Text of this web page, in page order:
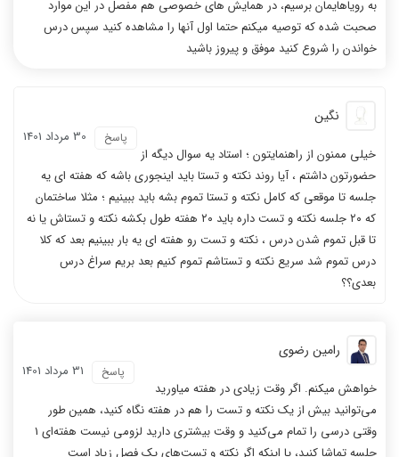
به رویاهایمان برسیم، در همایش های خصوصی هم مفصل در این موارد
صحبت شده که توصیه میکنم حتما اول آنها را مشاهده کنید سپس درس
خواندن را شروع کنید موفق و پیروز باشید
نگین
30 مرداد 1401 پاسخ
خیلی ممنون از راهنمایتون ؛ استاد یه سوال دیگه از
حضورتون داشتم ، آیا روند نکته و تستا باید اینجوری باشه که هفته ای یه
جلسه تا موقعی که کامل نکته و تستا تموم بشه باید ببینیم ؛ مثلا ساختمان
که ۲۰ جلسه نکته و تست داره باید ۲۰ هفته طول بکشه نکته و تستاش یا نه
تا قبل تموم شدن درس ، نکته و تست رو هفته ای یه بار ببینیم بعد که کلا
درس تموم شد سریع نکته و تستاشم تموم کنیم بعد بریم سراغ درس
بعدی؟؟
رامین رضوی
31 مرداد 1401 پاسخ
خواهش میکنم. اگر وقت زیادی در هفته میاورید
می‌توانید بیش از یک نکته و تست را هم در هفته نگاه کنید، همین طور
وقتی درسی را تمام می‌کنید و وقت بیشتری دارید لزومی نیست هفته‌ای 1
جلسه تماشا کنید، یا اینکه اگر نکته و تست‌های یک فصل زیاد است